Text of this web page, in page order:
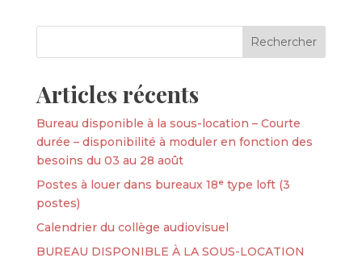
Articles récents
Bureau disponible à la sous-location – Courte
durée – disponibilité à moduler en fonction des
besoins du 03 au 28 août
Postes à louer dans bureaux 18ᵉ type loft (3
postes)
Calendrier du collège audiovisuel
BUREAU DISPONIBLE À LA SOUS-LOCATION